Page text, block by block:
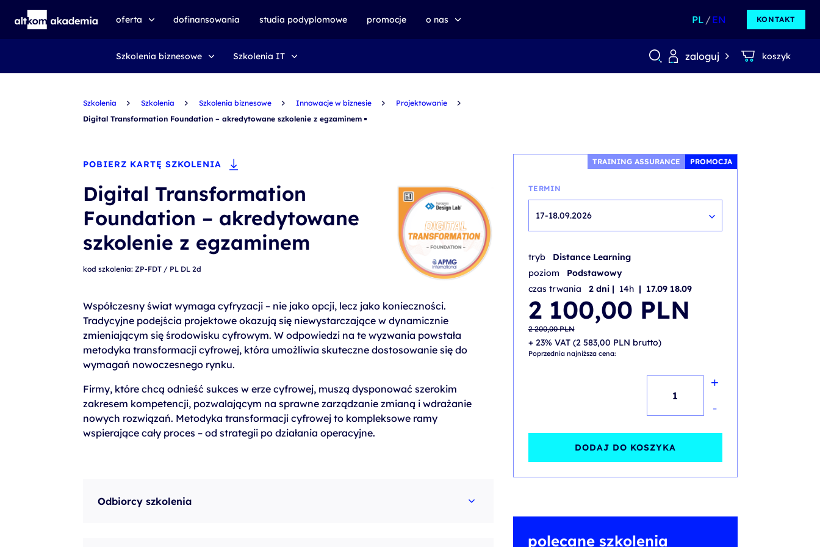
oferta
speexx
certyfikat DMI
szkolenia VR
szkolenia NIS2
szkolenia dla edukacji
szkolenia dla produkcji
szkolenia SAP
szkolenia SAS
formuły szkoleń MS
szkolenia
egzaminy
dofinansowania studia podyplomowe promocje o nas PL EN KONTAKT
Szkolenia biznesowe Szkolenia IT zaloguj koszyk
Szkolenia Szkolenia Szkolenia biznesowe Innowacje w biznesie
Projektowanie
Digital Transformation Foundation – akredytowane szkolenie z egzaminem
POBIERZ KARTĘ SZKOLENIA
Digital Transformation
Foundation – akredytowane
szkolenie z egzaminem
kod szkolenia: ZP-FDT / PL DL 2d
Współczesny świat wymaga cyfryzacji – nie jako opcji, lecz jako konieczności.
Tradycyjne podejścia projektowe okazują się niewystarczające w dynamicznie
zmieniającym się środowisku cyfrowym. W odpowiedzi na te wyzwania powstała
metodyka transformacji cyfrowej, która umożliwia skuteczne dostosowanie się do
wymagań nowoczesnego rynku.
Firmy, które chcą odnieść sukces w erze cyfrowej, muszą dysponować szerokim
zakresem kompetencji, pozwalającym na sprawne zarządzanie zmianą i wdrażanie
nowych rozwiązań. Metodyka transformacji cyfrowej to kompleksowe ramy
wspierające cały proces – od strategii po działania operacyjne.
Odbiorcy szkolenia
TRAINING ASSURANCE PROMOCJA
TERMIN
17-18.09.2026
tryb
Distance Learning
poziom
Podstawowy
czas trwania
2 dni | 14h | 17.09 18.09
2 200,00PLN
Pierwotna
cena
wynosiła:
2 100,00 PLN
Aktualna
cena
wynosi:
+ 23% VAT (2 583,00 PLN brutto)
Poprzednia najniższa cena:
Foundation
–
egzaminem
+
-
DODAJ DO KOSZYKA
polecane szkolenia